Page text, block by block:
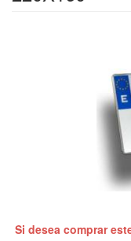
Si desea comprar